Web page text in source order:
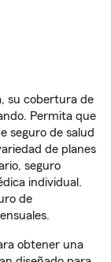
su cobertura de
Permita que
seguro de salud
de planes
seguro
individual.
de
obtener una